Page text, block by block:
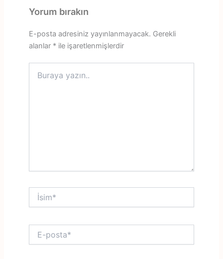
Yorum bırakın
E-posta adresiniz yayınlanmayacak. Gerekli
alanlar *ile işaretlenmişlerdir
yazın..
İsim*
posta*